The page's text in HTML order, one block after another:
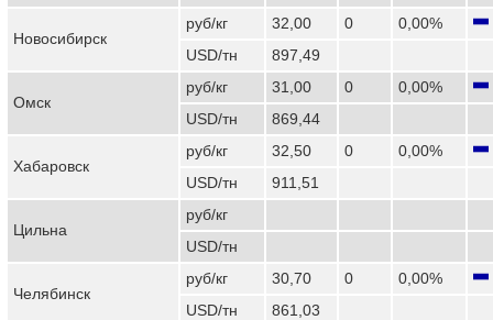
Новосибирск
руб/кг 32,00 0
0,00%
USD/тн
897,49
Омск
руб/кг 31,00 0
0,00%
USD/тн
869,44
Хабаровск
руб/кг 32,50 0
0,00%
USD/тн
911,51
Цильна
руб/кг
USD/тн
Челябинск
руб/кг 30,70 0
0,00%
USD/тн
861,03